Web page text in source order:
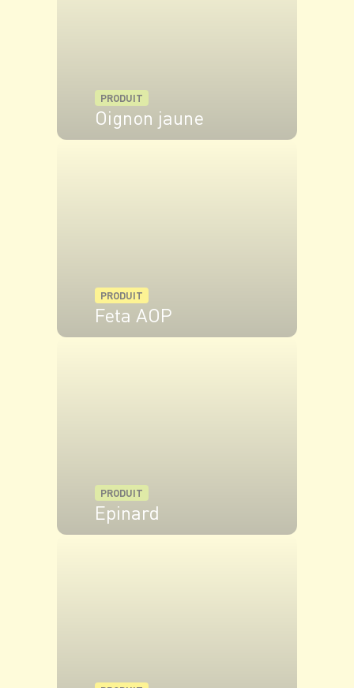
PRODUIT
Oignon jaune
PRODUIT
Feta AOP
PRODUIT
Epinard